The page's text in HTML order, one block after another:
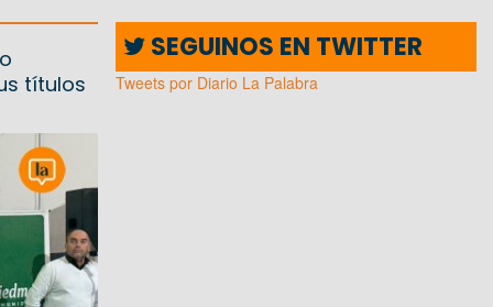
títulos
SEGUINOS EN TWITTER
Tweets por Diario La Palabra